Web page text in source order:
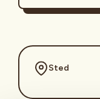
Sted